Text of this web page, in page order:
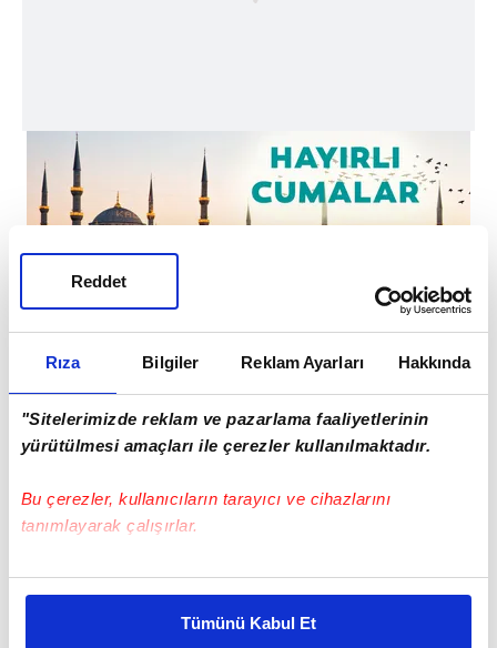
Rıza Bilgiler Reklam Ayarları Hakkında
"Sitelerimizde reklam ve pazarlama faaliyetlerinin
yürütülmesi amaçları ile çerezler kullanılmaktadır.
Bu çerezler, kullanıcıların tarayıcı ve cihazlarını
tanımlayarak çalışırlar.
Bu çerezlere izin vermeniz halinde sizlere özel
daha iyi reklam deneyimi yaşatabiliriz. Bunu yaparken
Tümünü Kabul Et
Reddet
Allah'ın nuruyla, ümmetini selamlayan gül
yüzlü nur Peygamberin (s.a.v) şefaati
üzerimize olsun. Hayırlı Cumalar.